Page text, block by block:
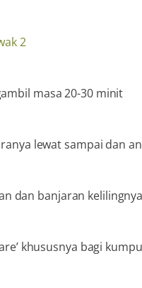
masa 20-30 minit
lewat sampai dan
dan banjaran
khususnya bagi